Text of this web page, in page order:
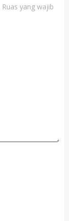
Ruas yang wajib